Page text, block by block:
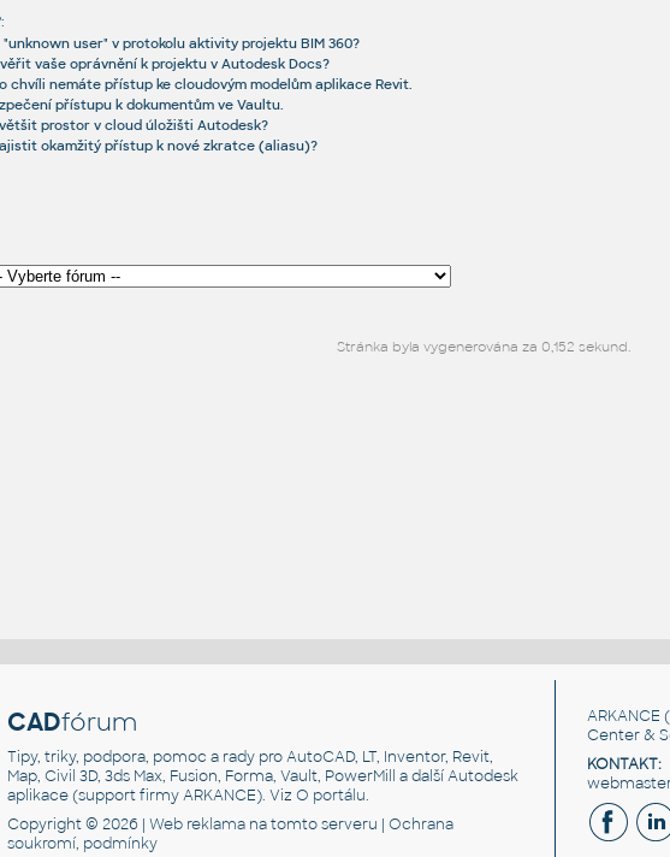
:
"unknown user" v protokolu aktivity projektu BIM 360?
vaše oprávnění k projektu v Autodesk Docs?
chvíli nemáte přístup ke cloudovým modelům aplikace Revit.
přístupu k dokumentům ve Vaultu.
prostor v cloud úložišti Autodesk?
okamžitý přístup k nové zkratce (aliasu)?
Stránka byla vygenerována za 0,152 sekund.
CADfórum
Tipy, triky, podpora, pomoc a rady pro AutoCAD, LT, Inventor, Revit,
Map, Civil 3D, 3ds Max, Fusion, Forma, Vault, PowerMill a další Autodesk
aplikace (support firmy ARKANCE). VizO portálu.
Copyright © 2026 |Web reklama na tomto serveru |Ochrana
soukromí, podmínky
ARKANCE
Center &
KONTAKT: